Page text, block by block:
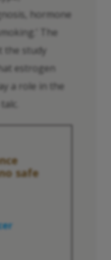
hormone
The
the study
estrogen
a role in the
safe